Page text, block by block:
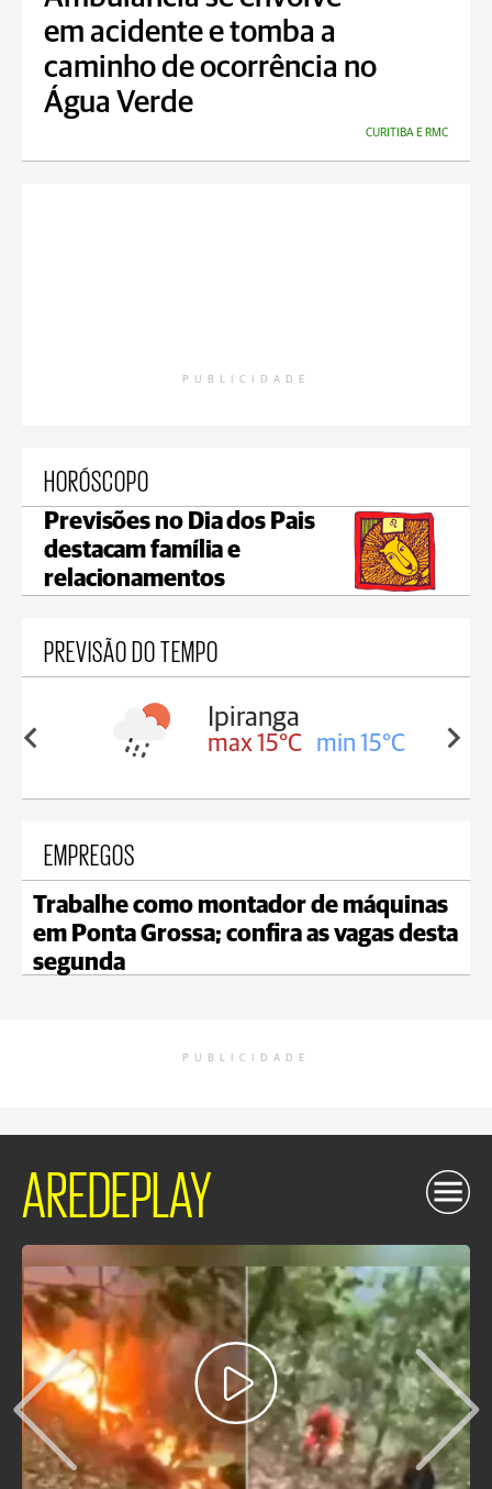
em acidente e tomba a
caminho de ocorrência no
Água Verde
CURITIBA E RMC
PUBLICIDADE
HORÓSCOPO
Previsões no Dia dos Pais
destacam família e
relacionamentos
PREVISÃO DO TEMPO
18°C
Ipiranga
max 15°C min 15°C
EMPREGOS
Trabalhe como montador de máquinas
em Ponta Grossa; confira as vagas desta
segunda
PUBLICIDADE
AREDEPLAY